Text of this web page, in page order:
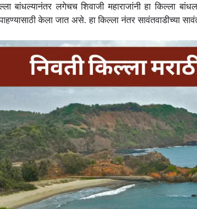
बांधल्यानंतर लगेचच शिवाजी महाराजांनी हा किल्ला
केला जात असे. हा किल्ला नंतर सावंतवाडीच्या